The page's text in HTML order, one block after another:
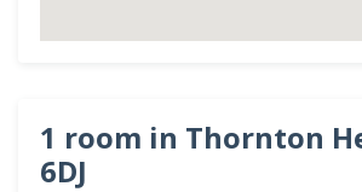
1 room in Thornton
6DJ